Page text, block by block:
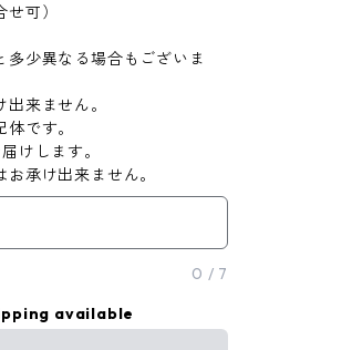
可）
少異なる場合もございま
来ません。
です。
けします。
承け出来ません。
0 / 7
available